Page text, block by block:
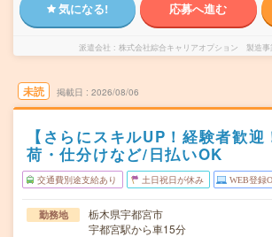
気になる! 応募へ進む
派遣会社 株式会社綜合キャリアオプション 製造事
未読 掲載日 2026/08/06
【さらにスキルUP！経験者歓迎
荷・仕分けなど/日払いOK
交通費別途支給あり 土日祝日が休み WEB登録
勤務地
栃木県宇都宮市
宇都宮駅から車15分